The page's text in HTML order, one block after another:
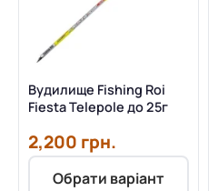
Вудилище Fishing Roi
Fiesta Telepole до 25г
2,200 грн.
Обрати варіант